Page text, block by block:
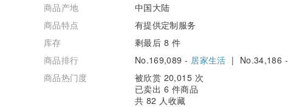
商品产地
中国大陆
商品特点
有提供定制服务
库存
剩最后 8 件
商品排行
No.169,089 - 居家生活 | No.34,186 -
商品热门度
被欣赏 20,015 次
已卖出 6 件商品
共 82 人收藏